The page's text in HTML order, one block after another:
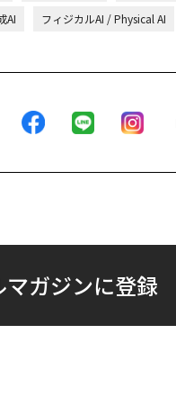
AI フィジカルAI / Physical AI
ガジンに登録